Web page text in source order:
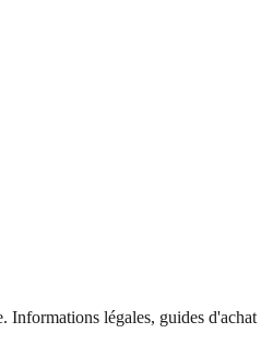
légales, guides d'achat